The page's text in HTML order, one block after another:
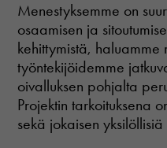
Menestyksemme on
osaamisen ja
kehittymistä,
työntekijöidemme
oivalluksen pohjalta
Projektin tarkoituksena
sekä jokaisen